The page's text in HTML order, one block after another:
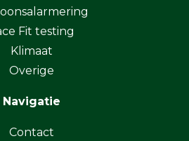
Fit testing
Klimaat
Overige
Navigatie
Contact